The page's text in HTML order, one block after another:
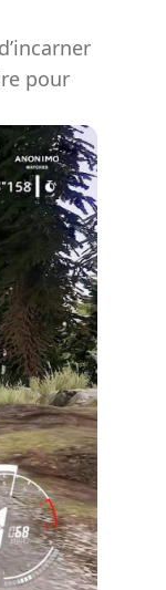
pour